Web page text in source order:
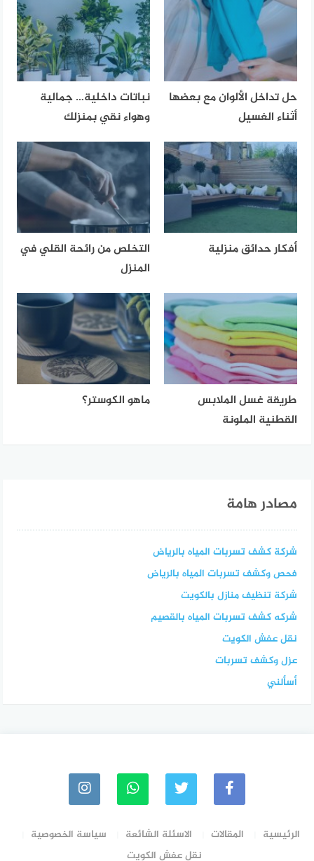
حل تداخل الألوان مع بعضها
أثناء الغسيل
نباتات داخلية… جمالية
وهواء نقي بمنزلك
أفكار حدائق منزلية
التخلص من رائحة القلي في
المنزل
طريقة غسل الملابس
القطنية الملونة
ماهو الكوستر؟
مصادر هامة
شركة كشف تسربات المياه بالرياض
فحص وكشف تسربات المياه بالرياض
شركة تنظيف منازل بالكويت
شركه كشف تسربات المياه بالقصيم
نقل عفش الكويت
عزل وكشف تسربات
أسألني
الرئيسية المقالات الاسئلة الشائعة
سياسة الخصوصية
نقل عفش الكويت